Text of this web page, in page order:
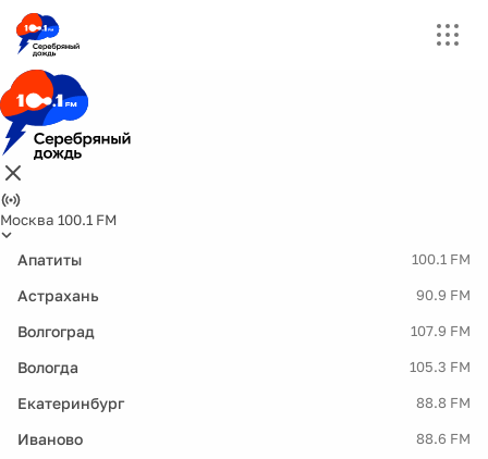
Москва 100.1 FM
Апатиты 100.1 FM
Астрахань 90.9 FM
Волгоград 107.9 FM
Вологда 105.3 FM
Екатеринбург 88.8 FM
Иваново 88.6 FM